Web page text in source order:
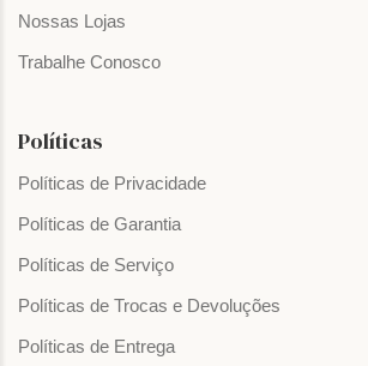
Nossas Lojas
Trabalhe Conosco
Políticas
Políticas de Privacidade
Políticas de Garantia
Políticas de Serviço
Políticas de Trocas e Devoluções
Políticas de Entrega